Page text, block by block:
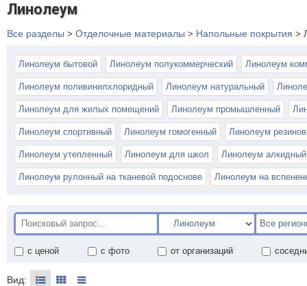
Линолеум
Все разделы > Отделочные материалы > Напольные покрытия >
Линолеум бытовой Линолеум полукоммерческий Линолеум
Линолеум поливинилхлоридный Линолеум натуральный
Линолеум для жилых помещений Линолеум промышленный
Линолеум спортивный Линолеум гомогенный Линолеум
Линолеум утепленный Линолеум для школ Линолеум алкидный
Линолеум рулонный на тканевой подоснове Линолеум на
с ценой с фото от организаций
Вид: